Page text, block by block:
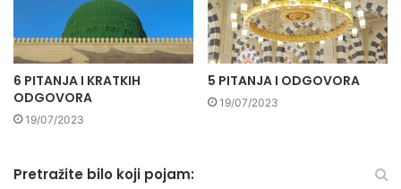
6 PITANJA I KRATKIH
ODGOVORA
19/07/2023
5 PITANJA I ODGOVORA
19/07/2023
Pretražite bilo koji pojam: